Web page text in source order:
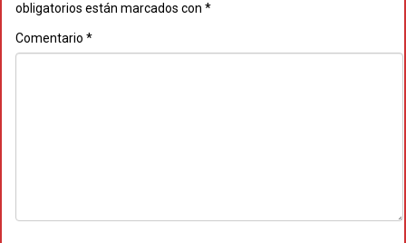
obligatorios están marcados con *
Comentario *